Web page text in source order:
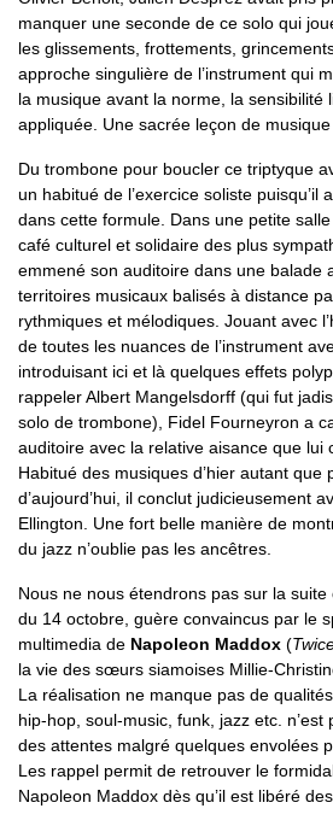
manquer une seconde de ce solo qui
les glissements, frottements,
approche singulière de l’instrument qui
la musique avant la norme, la sensibilité
appliquée. Une sacrée leçon de musique
Du trombone pour boucler ce triptyque
un habitué de l’exercice soliste puisqu’il
dans cette formule. Dans une petite salle
café culturel et solidaire des plus
emmené son auditoire dans une balade
territoires musicaux balisés à distance
rythmiques et mélodiques. Jouant avec
de toutes les nuances de l’instrument
introduisant ici et là quelques effets
rappeler Albert Mangelsdorff (qui fut
solo de trombone), Fidel Fourneyron a
auditoire avec la relative aisance que lui
Habitué des musiques d’hier autant que
d’aujourd’hui, il conclut judicieusement
Ellington. Une fort belle manière de
du jazz n’oublie pas les ancêtres.
Nous ne nous étendrons pas sur la
du 14 octobre, guère convaincus par le
multimedia de Napoleon Maddox (
la vie des sœurs siamoises Millie-
La réalisation ne manque pas de
hip-hop, soul-music, funk, jazz etc.
des attentes malgré quelques envolées
Les rappel permit de retrouver le
Napoleon Maddox dès qu’il est libéré